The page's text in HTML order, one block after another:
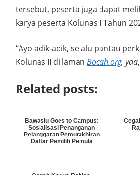
tersebut, peserta juga dapat
karya peserta Kolunas I Tahun
“Ayo adik-adik, selalu pantau
Kolunas II di laman Bocah.org, yaa
Related posts:
Bawaslu Goes to Campus:
Sosialisasi Penanganan
Pelanggaran Pemutakhiran
Daftar Pemilih Pemula